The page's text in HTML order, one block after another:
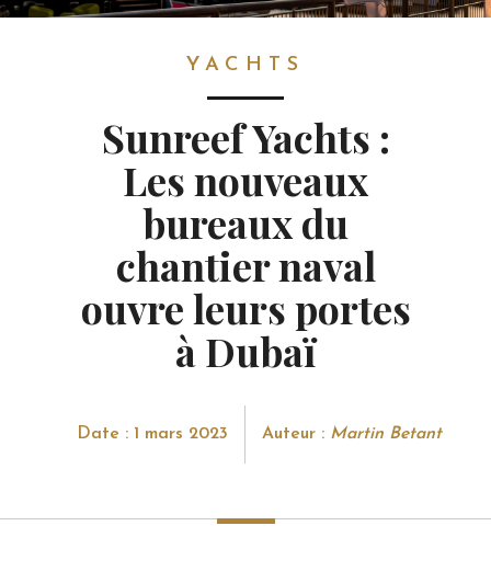
YACHTS
Sunreef Yachts :
Les nouveaux
bureaux du
chantier naval
ouvre leurs portes
à Dubaï
Date : 1 mars 2023 Auteur : Martin Betant